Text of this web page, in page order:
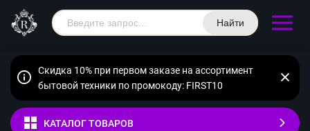
Найти
Скидка 10% при первом заказе на ассортимент
бытовой техники по промокоду: FIRST10
КАТАЛОГ ТОВАРОВ